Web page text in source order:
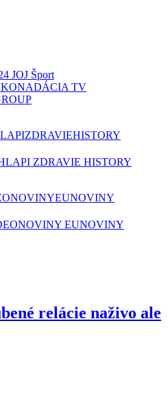
JOJ Šport
NADÁCIA TV
ZDRAVIEHISTORY
ZDRAVIE HISTORY
EUNOVINY
EUNOVINY
relácie naživo ale